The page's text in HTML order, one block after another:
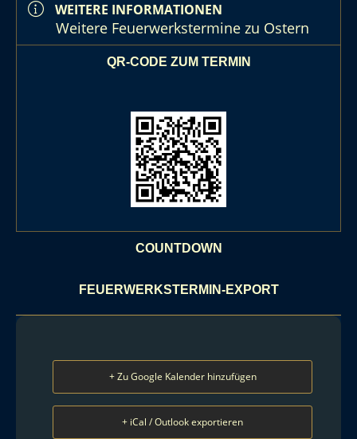
WEITERE INFORMATIONEN
Weitere Feuerwerkstermine zu Ostern
QR-CODE ZUM TERMIN
COUNTDOWN
FEUERWERKSTERMIN-EXPORT
+ Zu Google Kalender hinzufügen
+ iCal / Outlook exportieren